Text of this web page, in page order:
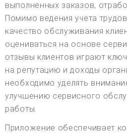
выполненных заказов,
Помимо ведения учета
качество обслуживания
оцениваться на основе
отзывы клиентов играют
на репутацию и доходы
необходимо уделять
улучшению сервисного
работы.
Приложение обеспечивает